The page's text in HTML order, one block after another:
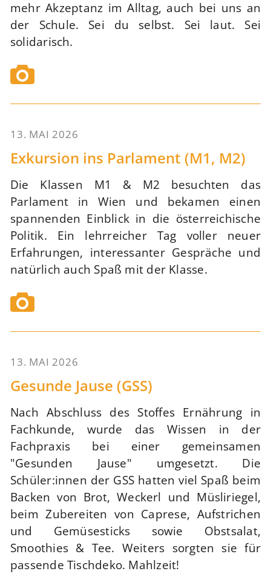
mehr Akzeptanz im Alltag, auch bei uns an
der Schule. Sei du selbst. Sei laut. Sei
solidarisch.
13. MAI 2026
Exkursion ins Parlament (M1, M2)
Die Klassen M1 & M2 besuchten das
Parlament in Wien und bekamen einen
spannenden Einblick in die österreichische
Politik. Ein lehrreicher Tag voller neuer
Erfahrungen, interessanter Gespräche und
natürlich auch Spaß mit der Klasse.
13. MAI 2026
Gesunde Jause (GSS)
Nach Abschluss des Stoffes Ernährung in
Fachkunde, wurde das Wissen in der
Fachpraxis bei einer gemeinsamen
"Gesunden Jause" umgesetzt. Die
Schüler:innen der GSS hatten viel Spaß beim
Backen von Brot, Weckerl und Müsliriegel,
beim Zubereiten von Caprese, Aufstrichen
und Gemüsesticks sowie Obstsalat,
Smoothies & Tee. Weiters sorgten sie für
passende Tischdeko. Mahlzeit!